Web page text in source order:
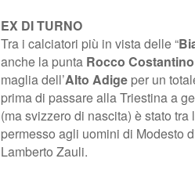
EX DI TURNO
Tra i calciatori più in vista delle “
anche la punta Rocco Costantino
maglia dell’Alto Adige per un
prima di passare alla Triestina a
(ma svizzero di nascita) è stato tra
permesso agli uomini di Modesto
Lamberto Zauli.